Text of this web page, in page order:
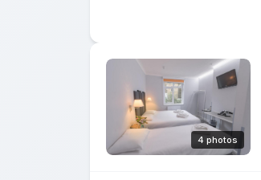
4 photos